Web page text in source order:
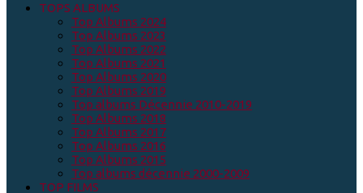
TOPS ALBUMS
Top Albums 2024
Top Albums 2023
Top Albums 2022
Top Albums 2021
Top Albums 2020
Top Albums 2019
Top albums Décennie 2010-2019
Top Albums 2018
Top Albums 2017
Top Albums 2016
Top Albums 2015
Top albums décennie 2000-2009
TOP FILMS